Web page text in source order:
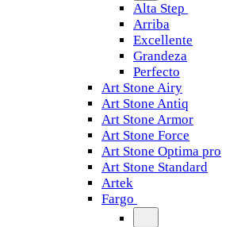
Alta Step
Arriba
Excellente
Grandeza
Perfecto
Art Stone Airy
Art Stone Antiq
Art Stone Armor
Art Stone Force
Art Stone Optima pro
Art Stone Standard
Artek
Fargo